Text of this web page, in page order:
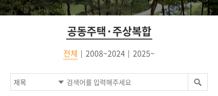
공동주택·주상복합
전체 2008~2024 2025~